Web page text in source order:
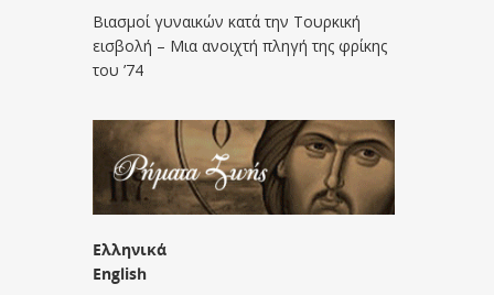
Βιασμοί γυναικών κατά την Τουρκική
εισβολή – Μια ανοιχτή πληγή της φρίκης
του ’74
Ελληνικά
English